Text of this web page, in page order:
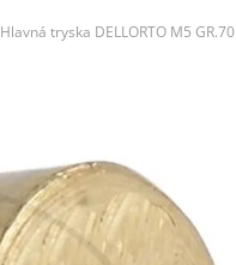
Hlavná tryska DELLORTO M5 GR.70